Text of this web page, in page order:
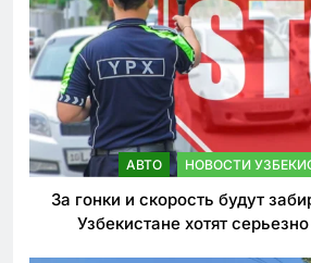
АВТО НОВОСТИ
За гонки и скорость будут
Узбекистане хотят